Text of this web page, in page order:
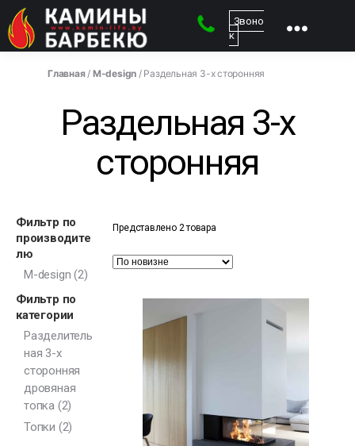
Звоно
к
Главная/ M-design / Раздельная 3-х сторонняя
Раздельная 3-х
сторонняя
Фильтр по
производите
лю
M-design (2)
Фильтр по
категории
Разделитель
ная 3-х
сторонняя
дровяная
топка (2)
Топки (2)
Представлено 2 товара